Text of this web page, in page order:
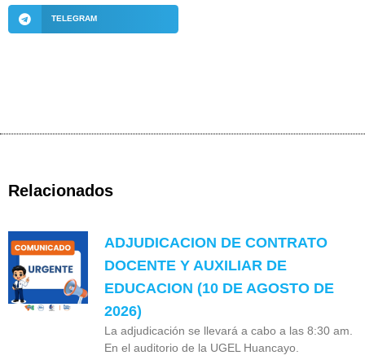
TELEGRAM
Relacionados
ADJUDICACION DE CONTRATO
DOCENTE Y AUXILIAR DE
EDUCACION (10 DE AGOSTO DE
2026)
La adjudicación se llevará a cabo a las 8:30 am.
En el auditorio de la UGEL Huancayo.